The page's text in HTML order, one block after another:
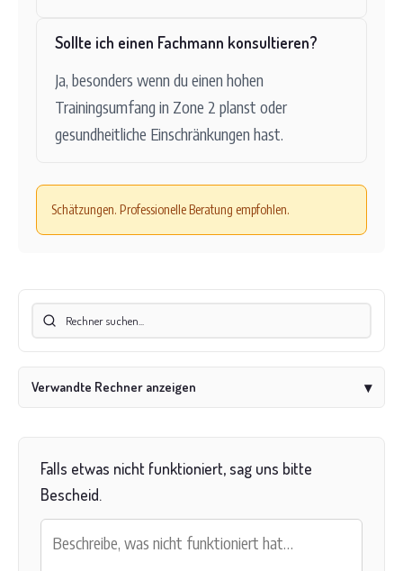
Sollte ich einen Fachmann konsultieren?
Ja, besonders wenn du einen hohen
Trainingsumfang in Zone 2 planst oder
gesundheitliche Einschränkungen hast.
Schätzungen. Professionelle Beratung empfohlen.
Verwandte Rechner anzeigen ▾
Falls etwas nicht funktioniert, sag uns bitte
Bescheid.